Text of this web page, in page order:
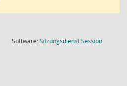
Software:SitzungsdienstSession(Wird in